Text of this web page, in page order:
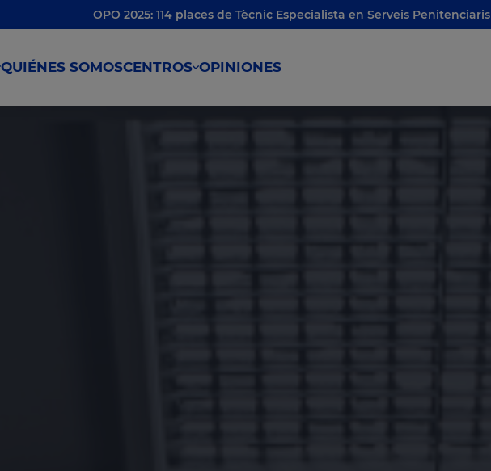
OPO 2025: 114 places de Tècnic Especialista en Serveis Penitenciaris
QUIÉNES SOMOSCENTROS OPINIONES